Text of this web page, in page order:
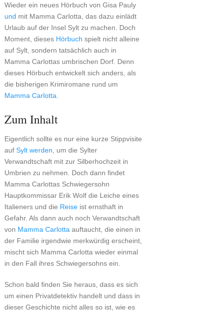
Wieder ein neues Hörbuch von Gisa Pauly
und mit Mamma Carlotta, das dazu einlädt
Urlaub auf der Insel Sylt zu machen. Doch
Moment, dieses Hörbuch spielt nicht alleine
auf Sylt, sondern tatsächlich auch in
Mamma Carlottas umbrischen Dorf. Denn
dieses Hörbuch entwickelt sich anders, als
die bisherigen Krimiromane rund um
Mamma Carlotta
Zum Inhalt
Eigentlich sollte es nur eine kurze Stippvisite
auf Sylt werden,
um die Sylter
Verwandtschaft mit zur Silberhochzeit in
Umbrien zu nehmen. Doch dann findet
Mamma Carlottas Schwiegersohn
Hauptkommissar Erik Wolf die Leiche eines
Italieners und die Reiseist ernsthaft in
Gefahr. Als dann auch noch Verwandtschaft
von Mamma Carlotta auftaucht, die einen in
der Familie irgendwie merkwürdig erscheint,
mischt sich Mamma Carlotta wieder einmal
in den Fall ihres Schwiegersohns ein.
Schon bald finden Sie heraus, dass es sich
um einen Privatdetektiv handelt und dass in
dieser Geschichte nicht alles so ist, wie es